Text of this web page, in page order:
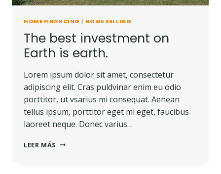
HOME FINANCING | HOME SELLING
The best investment on
Earth is earth.
Lorem ipsum dolor sit amet, consectetur
adipiscing elit. Cras puldvinar enim eu odio
porttitor, ut vsarius mi consequat. Aenean
tellus ipsum, porttitor eget mi eget, faucibus
laoreet neque. Donec varius…
LEER MÁS